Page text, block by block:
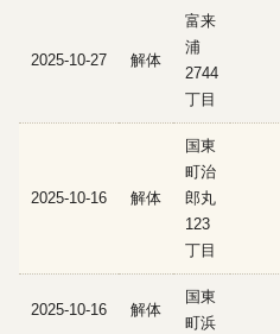
2025-10-27 解体
富来
浦
2744
丁目
2025-10-16 解体
国東
町治
郎丸
123
丁目
2025-10-16 解体
国東
町浜